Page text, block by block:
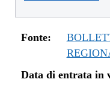
Fonte:
Data di entrata in